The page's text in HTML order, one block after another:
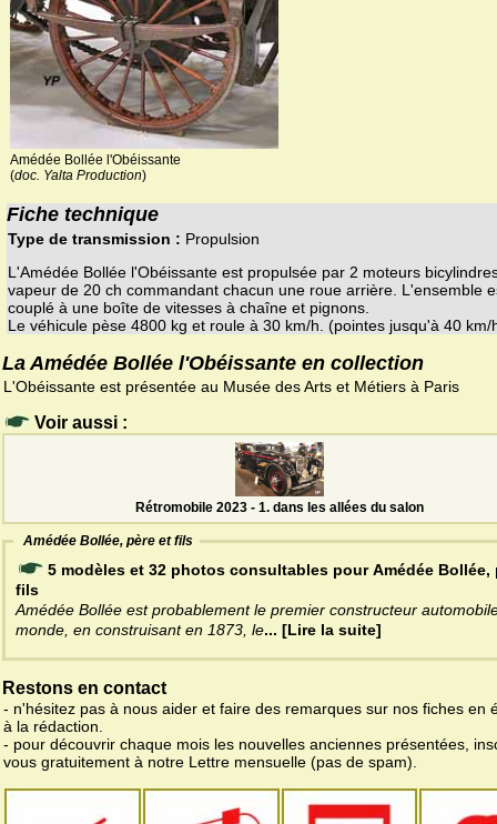
Amédée Bollée l'Obéissante
(doc. Yalta Production)
Fiche technique
Type de transmission : Propulsion
L'Amédée Bollée l'Obéissante est propulsée par 2 moteurs
vapeur de 20 ch commandant chacun une roue arrière. L'ensemble
couplé à une boîte de vitesses à chaîne et pignons.
Le véhicule pèse 4800 kg et roule à 30 km/h. (pointes jusqu'à 40 km/
La Amédée Bollée l'Obéissante en collection
L'Obéissante est présentée au Musée des Arts et Métiers à Paris
Voir aussi :
Rétromobile 2023 - 1. dans les allées du salon
Amédée Bollée, père et fils
5 modèles et 32 photos consultables pour Amédée Bollée,
fils
Amédée Bollée est probablement le premier constructeur
monde, en construisant en 1873, le... [Lire la suite]
Restons en contact
- n'hésitez pas à nous aider et faire des remarques sur nos fiches en
à la rédaction.
- pour découvrir chaque mois les nouvelles anciennes présentées,
vous gratuitement à notre Lettre mensuelle (pas de spam).